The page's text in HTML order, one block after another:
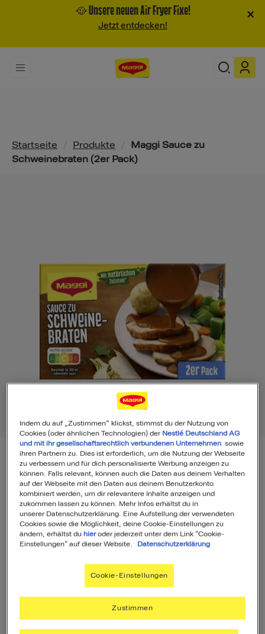
🥘 Unsere neuen Air Fryer Fixe!
Jetzt entdecken!
×
Pfadnavigation
Startseite Produkte
Maggi Sauce zu
Schweinebraten (2er Pack)
Maggi Sauce zu Schweinebraten (2er
Pack)
48
Produktinformationen
Indem du auf „Zustimmen“ klickst, stimmst du der Nutzung von
Cookies (oder ähnlichen Technologien) der Nestlé Deutschland AG
und mit ihr gesellschaftsrechtlich verbundenen Unternehmen sowie
ihren Partnern zu. Dies ist erforderlich, um die Nutzung der Webseite
zu verbessern und für dich personalisierte Werbung anzeigen zu
können. Falls relevant, können auch die Daten aus deinem Verhalten
auf der Webseite mit den Daten aus deinem Benutzerkonto
kombiniert werden, um dir relevantere Inhalte anzeigen und
zukommen lassen zu können. Mehr Infos erhältst du in
unserer Datenschutzerklärung. Eine Aufstellung der verwendeten
Cookies sowie die Möglichkeit, deine Cookie-Einstellungen zu
ändern, erhältst du hieroder jederzeit unter dem Link "Cookie-
Einstellungen" auf dieser Website.
Datenschutzerklärung
Cookie-Einstellungen
Zustimmen